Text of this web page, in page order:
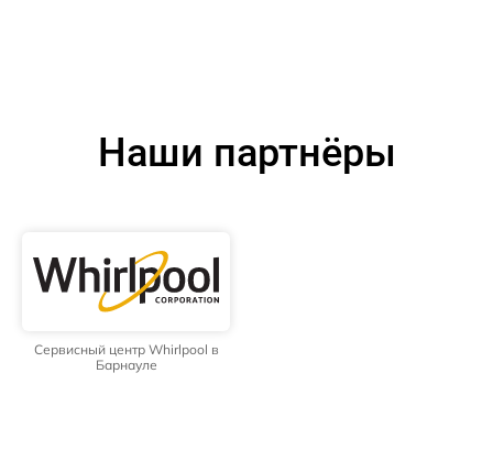
Наши партнёры
Сервисный центр Whirlpool в
Барнауле